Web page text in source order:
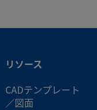
6 mm
リソース
CADテンプレート
／図面